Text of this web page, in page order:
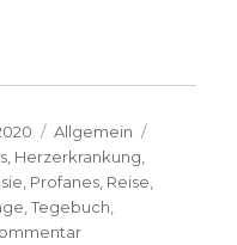
Kategorien
Allgemein
, Herzerkrankung,
, Profanes, Reise,
,Tegebuch,
zu